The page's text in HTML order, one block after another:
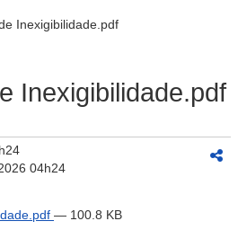
Inexigibilidade.pdf
Inexigibilidade.pdf
04h24
— 100.8 KB